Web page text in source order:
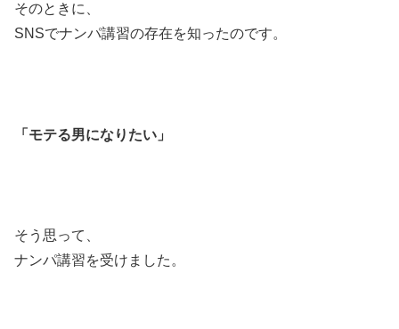
そのときに、
SNSでナンパ講習の存在を知ったのです。
「モテる男になりたい」
そう思って、
ナンパ講習を受けました。